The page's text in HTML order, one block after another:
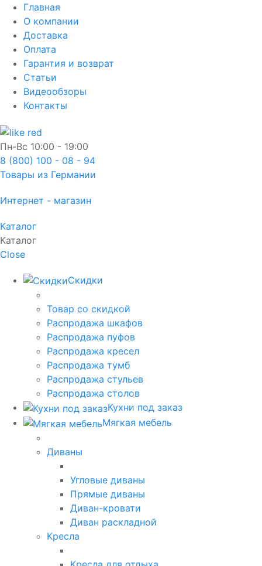
Главная
О компании
Доставка
Оплата
Гарантия и возврат
Статьи
Видеообзоры
Контакты
Пн-Вс 10:00 - 19:00
8 (800) 100 - 08 - 94
Товары из Германии
Интернет - магазин
Каталог
Каталог
Close
Скидки
Товар со скидкой
Распродажа шкафов
Распродажа пуфов
Распродажа кресел
Распродажа тумб
Распродажа стульев
Распродажа столов
Кухни под заказ
Мягкая мебель
Диваны
Угловые диваны
Прямые диваны
Диван-кровати
Диван раскладной
Кресла